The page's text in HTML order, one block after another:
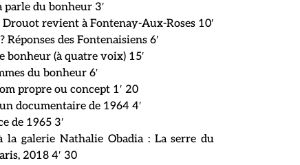
parle du bonheur 3′
Drouot revient à Fontenay-Aux-Roses 10′
Réponses des Fontenaisiens 6′
bonheur (à quatre voix) 15′
du bonheur 6′
propre ou concept 1′ 20
documentaire de 1964 4′
de 1965 3′
la galerie Nathalie Obadia : La serre du
2018 4′ 30